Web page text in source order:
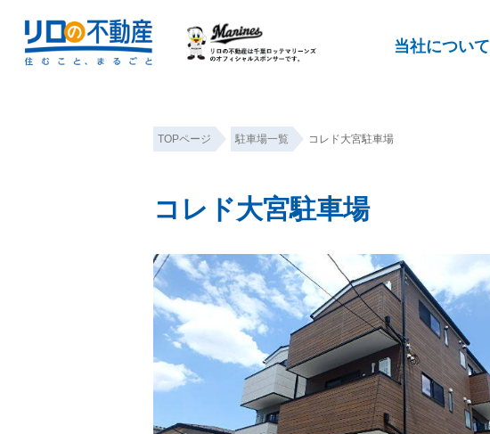
当社について
TOPページ 駐車場一覧 コレド大宮駐車場
コレド大宮駐車場